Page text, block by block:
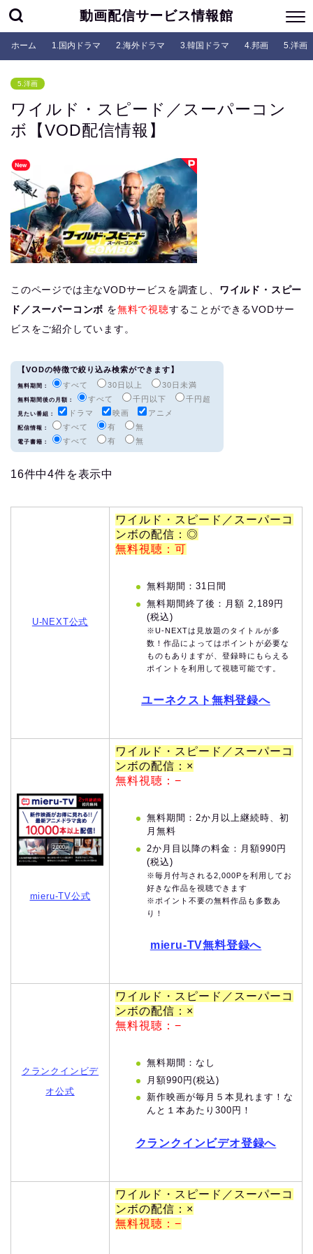
動画配信サービス情報館
ホーム 1.国内ドラマ 2.海外ドラマ 3.韓国ドラマ 4.邦画 5.洋画
5.洋画
ワイルド・スピード／スーパーコン
ボ【VOD配信情報】
このページでは主なVODサービスを調査し、 ワイルド・スピー
ド／スーパーコンボ を無料で視聴することができるVODサー
ビスをご紹介しています。
【VODの特徴で絞り込み検索ができます】
無料期間： すべて 30日以上 30日未満
無料期間後の月額： すべて 千円以下 千円超
見たい番組： ドラマ 映画 アニメ
配信情報： すべて 有 無
電子書籍： すべて 有 無
16件中4件を表示中
U-NEXT公式
ワイルド・スピード／スーパーコ
ンボの配信：◎
無料視聴：可
無料期間：31日間
無料期間終了後：月額 2,189円
(税込)
※U-NEXTは見放題のタイトルが多
数！作品によってはポイントが必要な
ものもありますが、登録時にもらえる
ポイントを利用して視聴可能です。
ユーネクスト無料登録へ
mieru-TV公式
ワイルド・スピード／スーパーコ
ンボの配信：×
無料視聴：−
無料期間：2か月以上継続時、初
月無料
2か月目以降の料金：月額990円
(税込)
※毎月付与される2,000Pを利用してお
好きな作品を視聴できます
※ポイント不要の無料作品も多数あ
り！
mieru-TV無料登録へ
クランクインビデ
オ公式
ワイルド・スピード／スーパーコ
ンボの配信：×
無料視聴：−
無料期間：なし
月額990円(税込)
新作映画が毎月５本見れます！な
んと１本あたり300円！
クランクインビデオ登録へ
ワイルド・スピード／スーパーコ
ンボの配信：×
無料視聴：−